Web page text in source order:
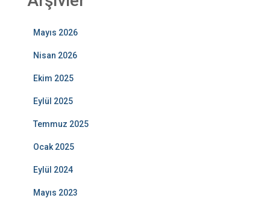
Mayıs 2026
Nisan 2026
Ekim 2025
Eylül 2025
Temmuz 2025
Ocak 2025
Eylül 2024
Mayıs 2023